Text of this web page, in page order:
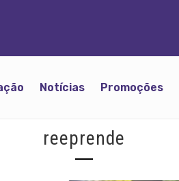
Notícias Promoções
reeprende